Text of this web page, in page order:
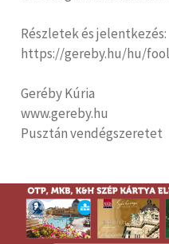
Részletek és jelentkezés:
https://gereby.hu/hu/
Geréby Kúria
www.gereby.hu
Pusztán vendégszeretet